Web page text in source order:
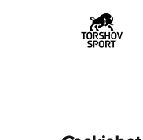
22 09 20 20